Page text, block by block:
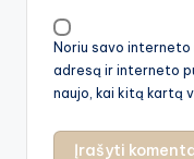
Noriu savo interneto
adresą ir interneto
naujo, kai kitą kartą